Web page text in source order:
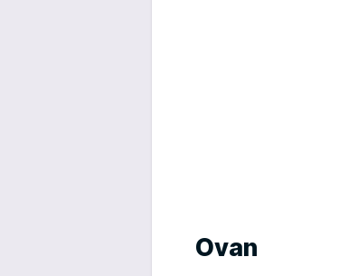
Ovan